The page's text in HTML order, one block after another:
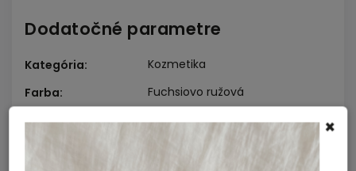
Dodatočné parametre
Kategória:
Kozmetika
Farba:
Fuchsiovo ružová
Objem:
5 ml
Dievča, Dámy, Dospelý
×